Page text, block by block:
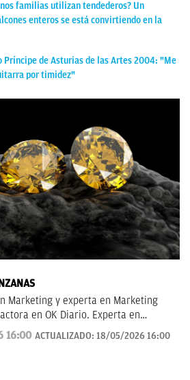
familias utilizan tendederos? Un
enteros se está convirtiendo en la
Príncipe de Asturias de las Artes 2004: "Me
por timidez"
Marketing y experta en Marketing
en OK Diario. Experta en
mascotas, consumo y Lotería de
16:00 ACTUALIZADO: 18/05/2026 16:00